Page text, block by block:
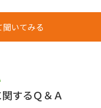
いてみる
するＱ＆Ａ